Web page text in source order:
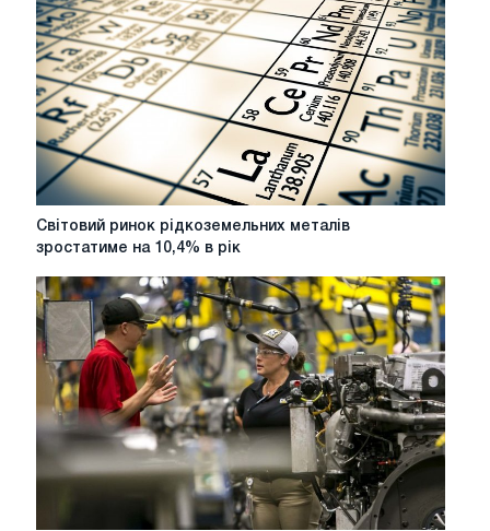
Світовий
металів
зростатиме
на
10,4%
рік
Світовий ринок рідкоземельних металів
зростатиме на 10,4% в рік